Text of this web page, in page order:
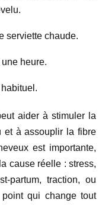
serviette chaude.
heure.
aider à stimuler la
et à assouplir la fibre
est importante,
cause réelle : stress,
partum, traction, ou
qui change tout